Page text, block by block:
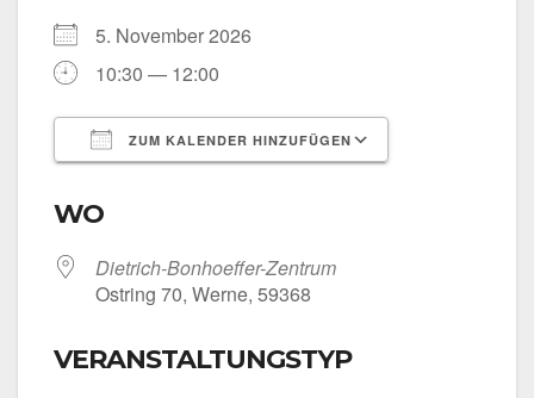
5. Novem­ber 2026
10:30 — 12:00
ZUM KALENDER HINZUFÜGEN
WO
Dietrich-Bonhoeffer-Zentrum
Ost­ring 70, Wer­ne, 59368
VERANSTALTUNGSTYP